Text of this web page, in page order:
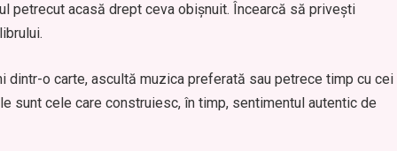
petrecut acasă drept ceva obișnuit. Încearcă să privești
dintr-o carte, ascultă muzica preferată sau petrece timp cu cei
sunt cele care construiesc, în timp, sentimentul autentic de